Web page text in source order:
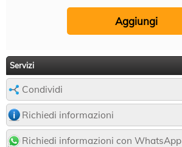
Servizi
Condividi
Richiedi informazioni
Richiedi informazioni con WhatsApp